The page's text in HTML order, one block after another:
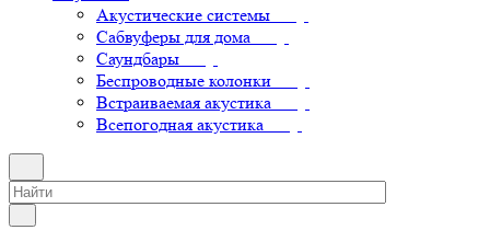
Акустические системы
Сабвуферы для дома
Саундбары
Беспроводные колонки
Встраиваемая акустика
Всепогодная акустика